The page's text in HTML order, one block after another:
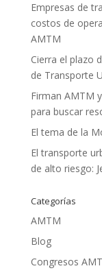
Empresas de
costos de
AMTM
Cierra el plazo
de Transporte
Firman AMTM
para buscar
El tema de la
El transporte
de alto riesgo:
Categorías
AMTM
Blog
Congresos